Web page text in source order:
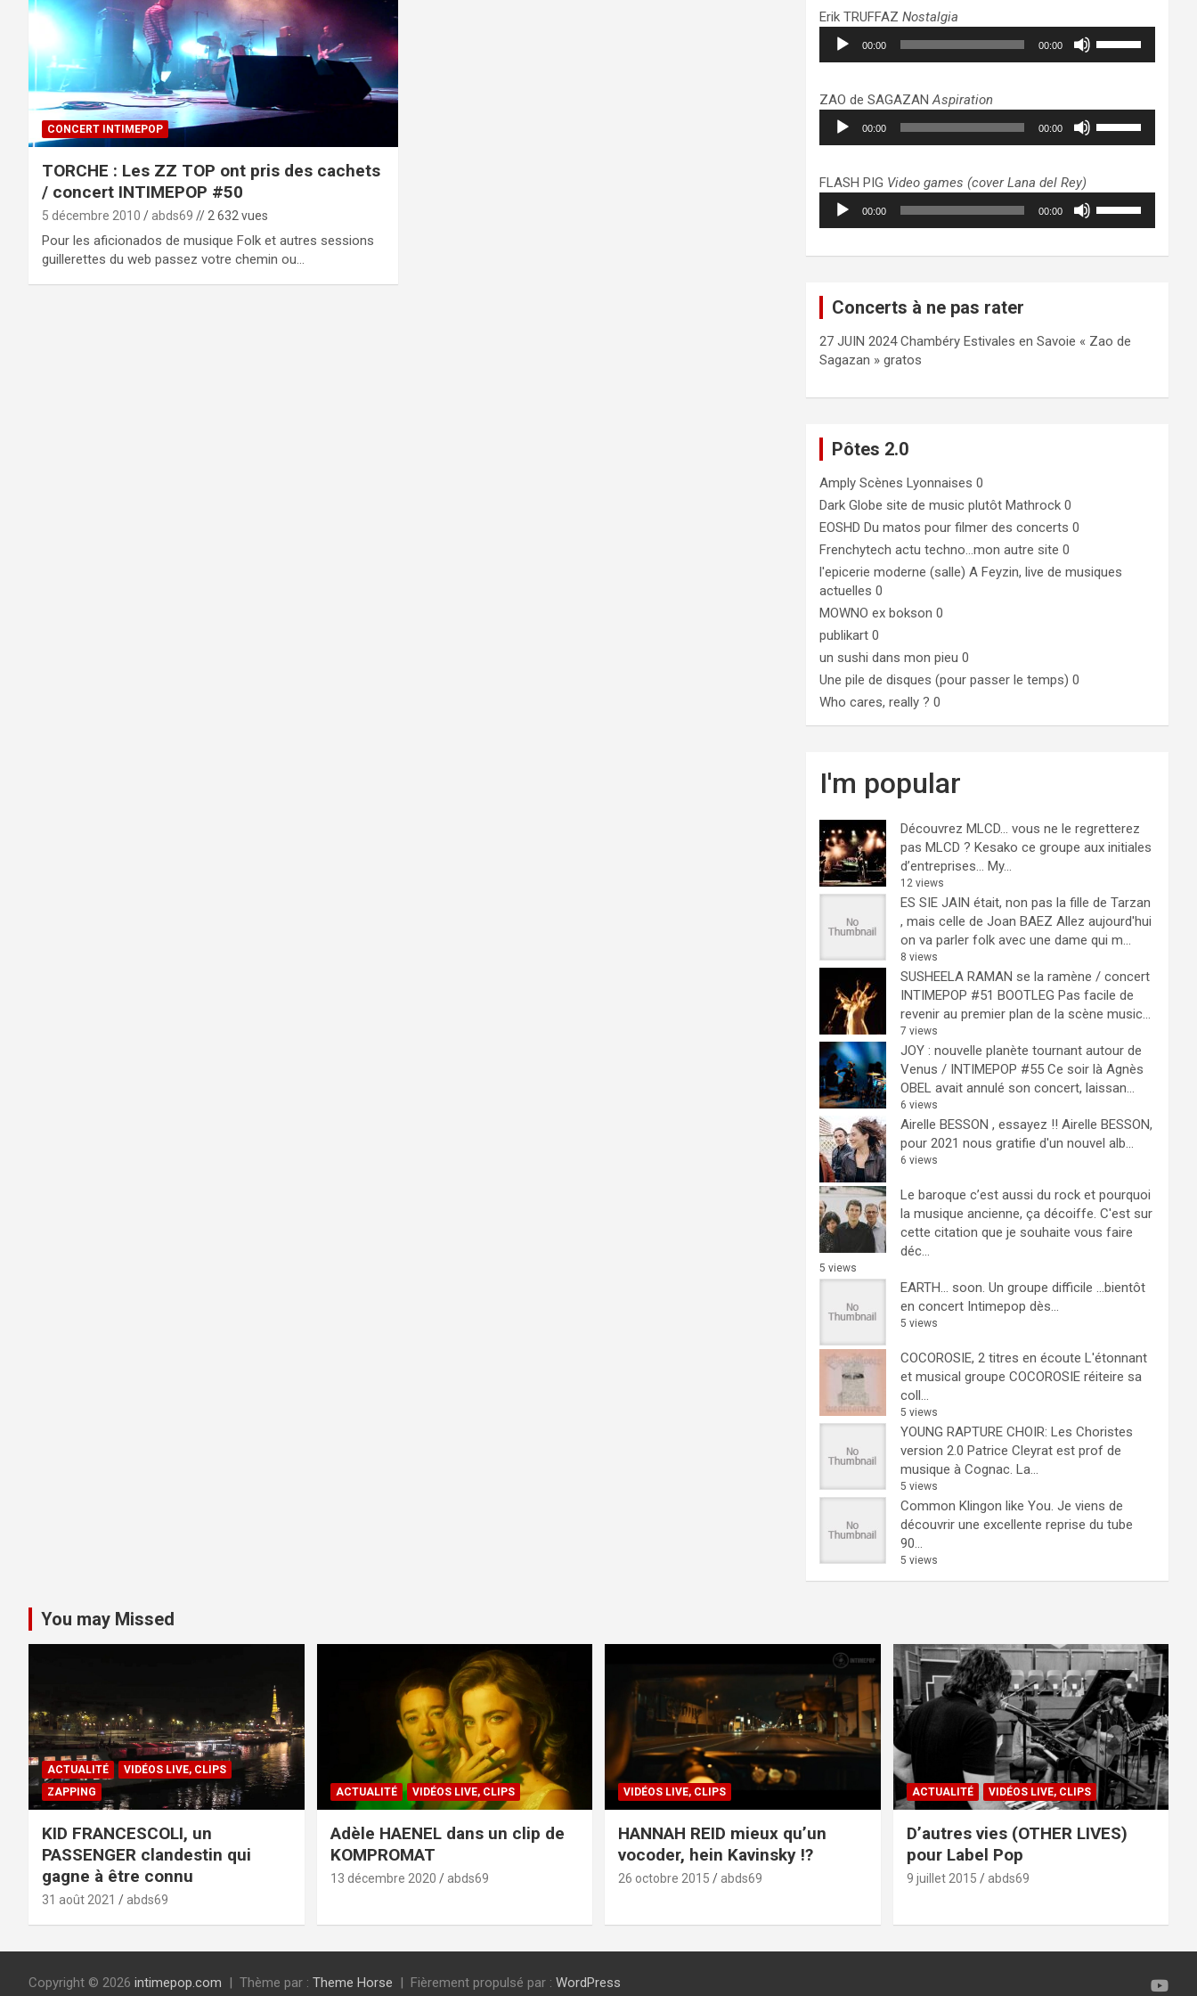
CONCERT INTIMEPOP
TORCHE : Les ZZ TOP ont pris des cachets
/ concert INTIMEPOP #50
5 décembre 2010 abds69 // 2 632 vues
Pour les aficionados de musique Folk et autres sessions
guillerettes du web passez votre chemin ou…
pour
augmenter
ou
volume.
Erik TRUFFAZNostalgia
Lecteur
audio
00:00 00:00
pour
augmenter
ou
volume.
ZAO de SAGAZANAspiration
Lecteur
audio
00:00 00:00
pour
augmenter
ou
FLASH PIG Video games (cover Lana del Rey)
Lecteur
audio
00:00 00:00
haut/bas
le
Concerts à ne pas rater
27 JUIN 2024 Chambéry Estivales en Savoie « Zao de
Sagazan » gratos
Pôtes 2.0
Amply Scènes Lyonnaises 0
Dark Globe site de music plutôt Mathrock 0
EOSHD Du matos pour filmer des concerts 0
Frenchytech actu techno…mon autre site 0
l'epicerie moderne (salle) A Feyzin, live de musiques
actuelles 0
MOWNO ex bokson 0
publikart 0
un sushi dans mon pieu 0
Une pile de disques (pour passer le temps) 0
Who cares, really ? 0
I'm popular
Découvrez MLCD… vous ne le regretterez
pas MLCD ? Kesako ce groupe aux initiales
d’entreprises… My...
12 views
ES SIE JAIN était, non pas la fille de Tarzan
, mais celle de Joan BAEZ Allez aujourd'hui
on va parler folk avec une dame qui m...
8 views
SUSHEELA RAMAN se la ramène / concert
INTIMEPOP #51 BOOTLEG Pas facile de
revenir au premier plan de la scène music...
7 views
JOY : nouvelle planète tournant autour de
Venus / INTIMEPOP #55 Ce soir là Agnès
OBEL avait annulé son concert, laissan...
6 views
Airelle BESSON , essayez !! Airelle BESSON,
pour 2021 nous gratifie d'un nouvel alb...
6 views
Le baroque c’est aussi du rock et pourquoi
la musique ancienne, ça décoiffe. C'est sur
cette citation que je souhaite vous faire
déc...
5 views
EARTH… soon. Un groupe difficile ...bientôt
en concert Intimepop dès...
5 views
COCOROSIE, 2 titres en écoute L'étonnant
et musical groupe COCOROSIE réiteire sa
coll...
5 views
YOUNG RAPTURE CHOIR: Les Choristes
version 2.0 Patrice Cleyrat est prof de
musique à Cognac. La...
5 views
Common Klingon like You. Je viens de
découvrir une excellente reprise du tube
90...
5 views
You may Missed
ACTUALITÉ
VIDÉOS LIVE, CLIPS
ZAPPING
KID FRANCESCOLI, un
PASSENGER clandestin qui
gagne à être connu
31 août 2021 abds69
ACTUALITÉ VIDÉOS LIVE, CLIPS
Adèle HAENEL dans un clip de
KOMPROMAT
13 décembre 2020 abds69
VIDÉOS LIVE, CLIPS
HANNAH REID mieux qu’un
vocoder, hein Kavinsky !?
26 octobre 2015 abds69
ACTUALITÉ VIDÉOS LIVE, CLIPS
D’autres vies (OTHER LIVES)
pour Label Pop
9 juillet 2015 abds69
Copyright © 2026 intimepop.com Thème par : Theme Horse Fièrement propulsé par : WordPress